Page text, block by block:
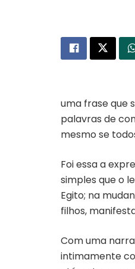
uma frase que
palavras de
mesmo se
Foi essa a
simples que o
Egito; na
filhos,
Com uma
intimamente